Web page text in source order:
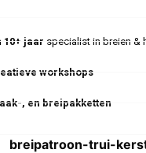
10+ jaar specialist in breien &
workshops
, en breipakketten
breipatroon-trui-